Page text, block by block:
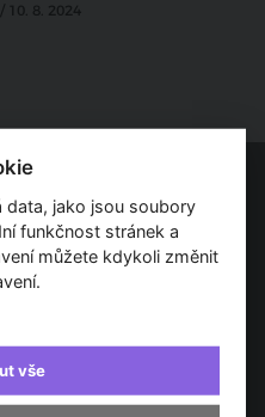
10. 8. 2024
data, jako jsou soubory
funkčnost stránek a
můžete kdykoli změnit
vše